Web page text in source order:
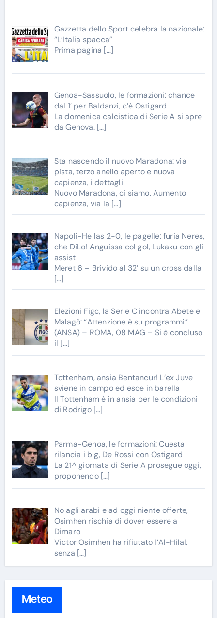
Gazzetta dello Sport celebra la nazionale:
“L’Italia spacca”
Prima pagina […]
Genoa-Sassuolo, le formazioni: chance
dal 1′ per Baldanzi, c’è Ostigard
La domenica calcistica di Serie A si apre
da Genova. […]
Sta nascendo il nuovo Maradona: via
pista, terzo anello aperto e nuova
capienza, i dettagli
Nuovo Maradona, ci siamo. Aumento
capienza, via la […]
Napoli-Hellas 2-0, le pagelle: furia Neres,
che DiLo! Anguissa col gol, Lukaku con gli
assist
Meret 6 – Brivido al 32’ su un cross dalla
[…]
Elezioni Figc, la Serie C incontra Abete e
Malagò: “Attenzione è su programmi”
(ANSA) – ROMA, 08 MAG – Si è concluso
il […]
Tottenham, ansia Bentancur! L’ex Juve
sviene in campo ed esce in barella
Il Tottenham è in ansia per le condizioni
di Rodrigo […]
Parma-Genoa, le formazioni: Cuesta
rilancia i big, De Rossi con Ostigard
La 21^ giornata di Serie A prosegue oggi,
proponendo […]
No agli arabi e ad oggi niente offerte,
Osimhen rischia di dover essere a
Dimaro
Victor Osimhen ha rifiutato l’Al-Hilal:
senza […]
Meteo